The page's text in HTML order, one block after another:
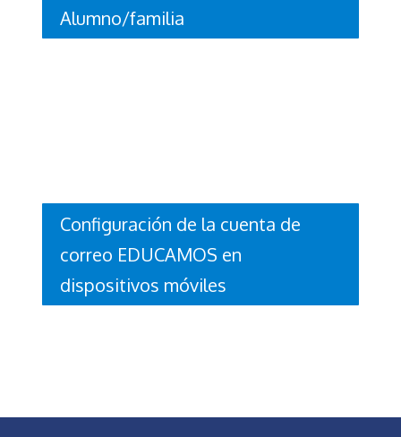
Alumno/familia
Configuración de la cuenta de
correo EDUCAMOS en
dispositivos móviles